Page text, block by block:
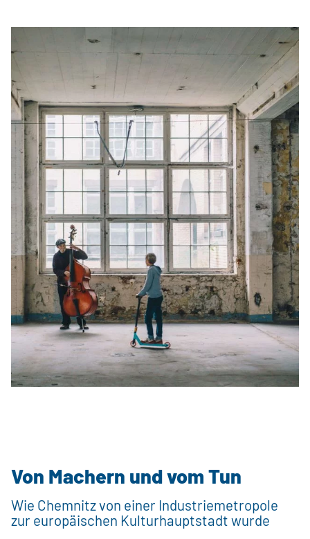
Von Machern und vom Tun
Wie Chemnitz von einer Industriemetropole
zur europäischen Kulturhauptstadt wurde